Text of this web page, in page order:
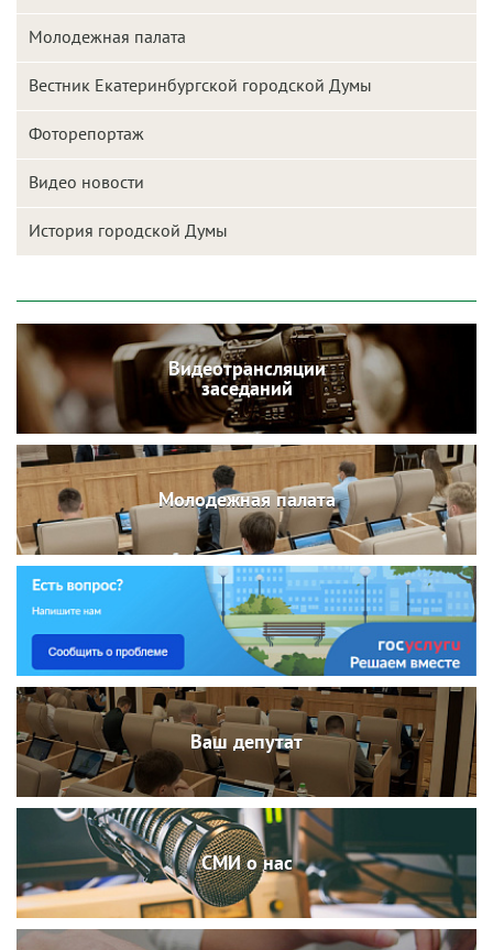
Молодежная палата
Вестник Екатеринбургской городской Думы
Фоторепортаж
Видео новости
История городской Думы
Видеотрансляции
заседаний
Молодежная палата
Ваш депутат
СМИ о нас